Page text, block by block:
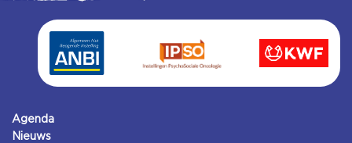
Agenda
Nieuws